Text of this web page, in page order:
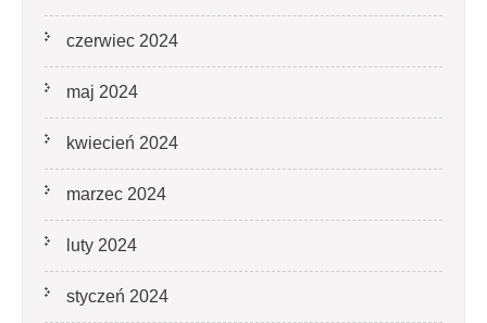
czerwiec 2024
maj 2024
kwiecień 2024
marzec 2024
luty 2024
styczeń 2024